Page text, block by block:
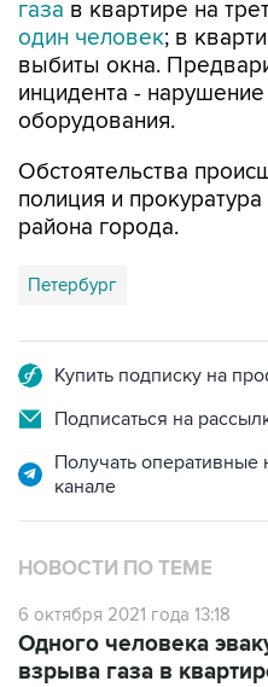
газа в квартире на
один человек; в
выбиты окна.
инцидента - нарушение
оборудования.
Обстоятельства
полиция и
района города.
Петербург
Купить подписку на
Подписаться на
Получать
канале
НОВОСТИ ПО ТЕМЕ
6 октября 2021 года 13:18
Одного человека
взрыва газа в